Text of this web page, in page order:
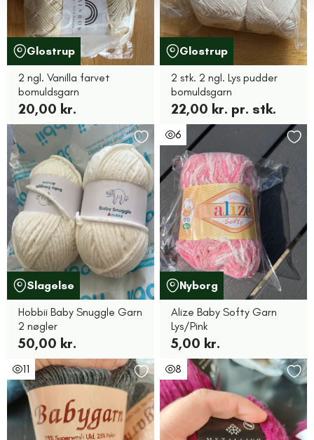
Glostrup
2 ngl. Vanilla farvet
bomuldsgarn
20,00 kr.
Glostrup
2 stk. 2 ngl. Lys pudder
bomuldsgarn
22,00 kr. pr. stk.
Slagelse
Hobbii Baby Snuggle Garn
2 nøgler
50,00 kr.
6
Nyborg
Alize Baby Softy Garn
Lys/Pink
5,00 kr.
11 8